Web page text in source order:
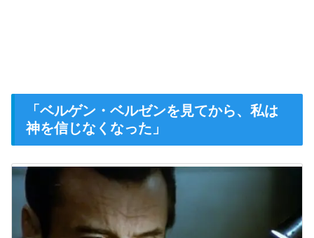
「ベルゲン・ベルゼンを見てから、私は
神を信じなくなった」